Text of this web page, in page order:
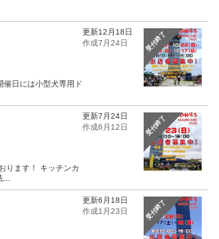
受付終了
日には小型犬専用ド
更新12月18日
作成7月24日
受付終了
ります！ キッチンカ
更新7月24日
作成6月12日
受付終了
更新6月18日
作成1月23日